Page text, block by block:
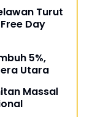
Turut
Day
5%,
Utara
Massal